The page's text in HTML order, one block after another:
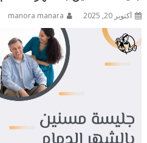
أكتوبر 20, 2025 manora manara